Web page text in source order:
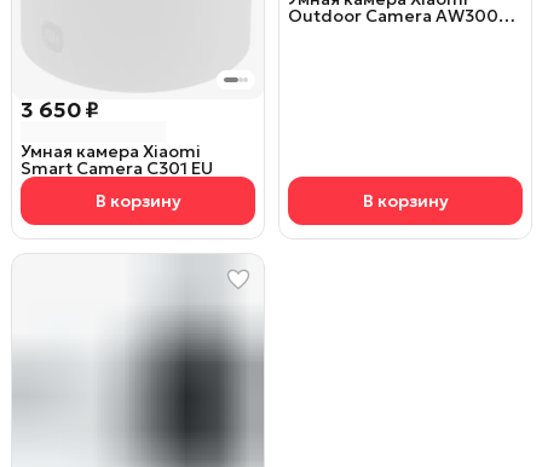
3 650 ₽
Умная камера Xiaomi
Smart Camera C301 EU
В корзину
Outdoor Camera AW300
В корзину